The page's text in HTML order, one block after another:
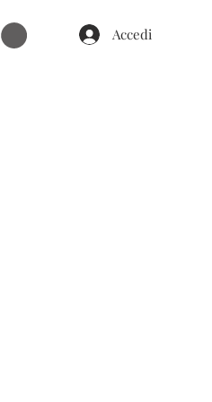
Accedi